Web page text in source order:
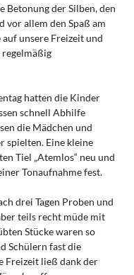
der Silben, den
vor allem den Spaß am
unsere Freizeit und
hatten die Kinder
schnell Abhilfe
die Mädchen und
spielten. Eine kleine
Tiel „Atemlos“ neu und
Tonaufnahme fest.
drei Tagen Proben und
teils recht müde mit
Stücke waren so
Schülern fast die
Freizeit ließ dank der